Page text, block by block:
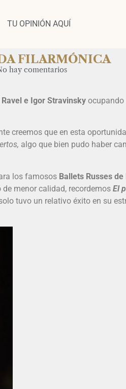
TU OPINIÓN AQUÍ
FILARMÓNICA
hay comentarios
e Igor Stravinsky ocupando
creemos que en esta
algo que bien pudo haber
los famosos Ballets Russes
menor calidad, recordemos El
tuvo un relativo éxito en su